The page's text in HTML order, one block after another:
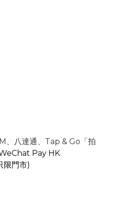
、
八達通、Tap & Go「拍
Pay HK
限門市)